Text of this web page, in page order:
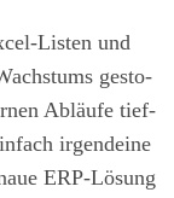
Lis­ten und
gesto­
Abläu­fe tief­
irgend­ei­ne
ERP-Lösung